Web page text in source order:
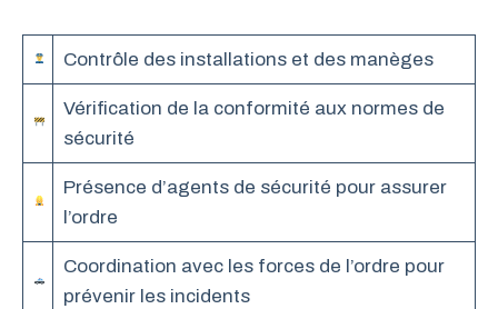
Contrôle des installations et des manèges
Vérification de la conformité aux normes de
sécurité
Présence d’agents de sécurité pour assurer
l’ordre
Coordination avec les forces de l’ordre pour
prévenir les incidents